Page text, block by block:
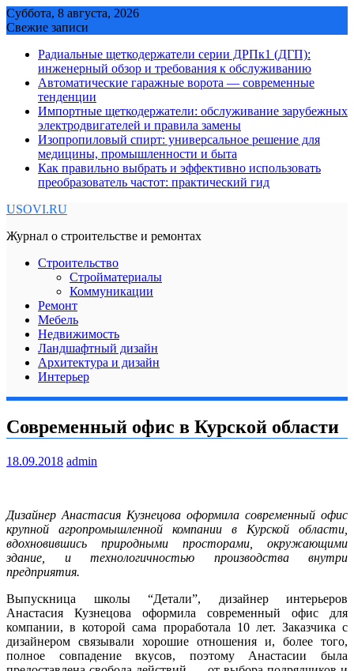
Skip
to
Суббота, 8 августа, 2026
Свежие записи
Радиальные щеткодержатели серии ДРПк1 (ДГП):
инженерный обзор и требования к обслуживанию
Автоматические гаражные ворота — современные
тенденции
Импортные щеткодержатели: обслуживание зарубежных
электродвигателей и правила замены
Изопропиловый спирт: универсальное решение для
медицины, промышленности и быта
Как правильно выбрать и эффективно использовать
преобразователь частот: практический гид
USOVI.RU
Журнал о строительстве и ремонтах
Строительство
Стройматериалы
Коммуникации
Ремонт
Мебель
Недвижимость
Ландшафтный дизайн
Архитектура и дизайн
Интерьер
Современный офис в Курской области
18.09.2018 admin
Дизайнер Анастасия Кузнецова оформила современный офис
крупной агропромышленной компании в Курской области,
вдохновившись природными просторами, окружающими
здание, и технологичностью производства внутри
предприятия.
Выпускница школы “Детали”, дизайнер интерьеров
Анастасия Кузнецова оформила современный офис для
компании, в которой сама проработала 10 лет. Заказчика с
дизайнером связывали хорошие отношения и, более того,
полное совпадение вкусов, поэтому Анастасии была